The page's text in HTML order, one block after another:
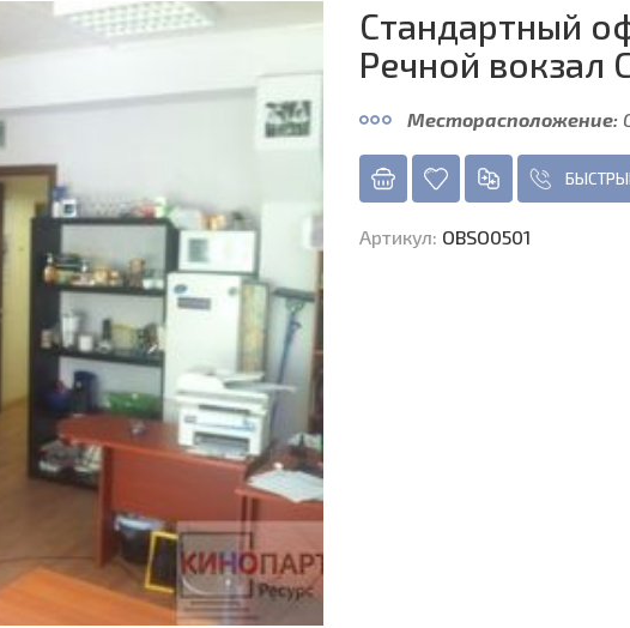
Стандартный
Речной вокзал
Месторасположение:
Артикул: OBSO0501